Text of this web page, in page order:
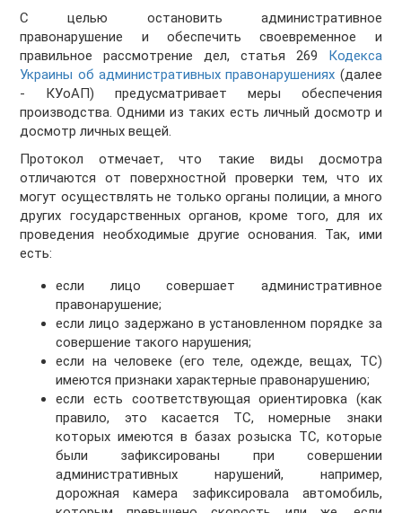
С целью остановить административное
правонарушение и обеспечить своевременное и
правильное рассмотрение дел, статья 269
Кодекса
Украины об административных правонарушениях (далее
- КУоАП) предусматривает меры обеспечения
производства. Одними из таких есть личный досмотр и
досмотр личных вещей.
Протокол отмечает, что такие виды досмотра
отличаются от поверхностной проверки тем, что их
могут осуществлять не только органы полиции, а много
других государственных органов, кроме того, для их
проведения необходимые другие основания. Так, ими
есть:
если лицо совершает административное
правонарушение;
если лицо задержано в установленном порядке за
совершение такого нарушения;
если на человеке (его теле, одежде, вещах, ТС)
имеются признаки характерные правонарушению;
если есть соответствующая ориентировка (как
правило, это касается ТС, номерные знаки
которых имеются в базах розыска ТС, которые
были зафиксированы при совершении
административных нарушений, например,
дорожная камера зафиксировала автомобиль,